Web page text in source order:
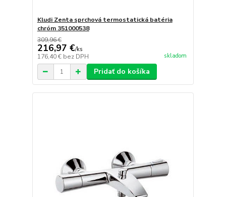
Kludi Zenta sprchová termostatická batéria
chróm 351000538
309,96 €
216,97 €/ks
176,40 € bez DPH skladom
Pridať do košíka